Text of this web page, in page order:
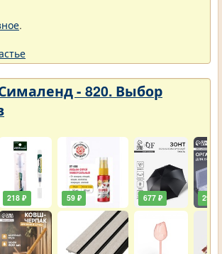
.
- 820. Выбор
218 ₽ 59 ₽ 677 ₽ 290 ₽